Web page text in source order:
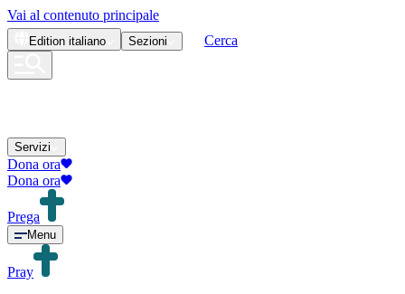
Vai al contenuto principale
Edition italiano Sezioni Cerca
Servizi
Dona ora
Dona ora
Prega
Menu
Pray